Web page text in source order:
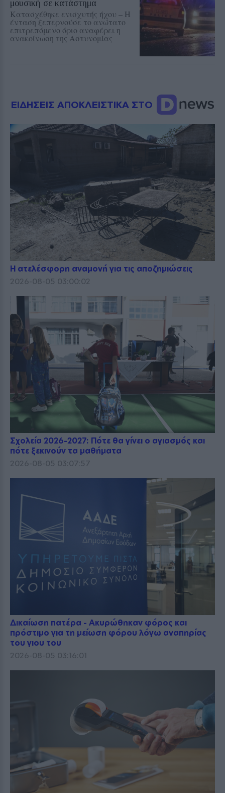
μουσική σε κατάστημα
Κατασχέθηκε ενισχυτής ήχου – Η
ένταση ξεπερνούσε το ανώτατο
επιτρεπόμενο όριο αναφέρει η
ανακοίνωση της Αστυνομίας
ΕΙΔΗΣΕΙΣ ΑΠΟΚΛΕΙΣΤΙΚΑ ΣΤΟ
Η ατελέσφορη αναμονή για τις αποζημιώσεις
2026-08-05 03:00:02
Σχολεία 2026-2027: Πότε θα γίνει ο αγιασμός και
πότε ξεκινούν τα μαθήματα
2026-08-05 03:07:57
Δικαίωση πατέρα - Ακυρώθηκαν φόρος και
πρόστιμο για τη μείωση φόρου λόγω αναπηρίας
του γιου του
2026-08-05 03:16:01